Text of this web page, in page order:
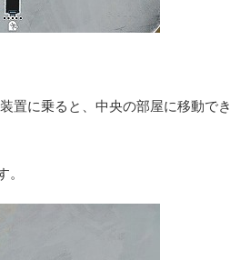
置に乗ると、中央の部屋に移動でき